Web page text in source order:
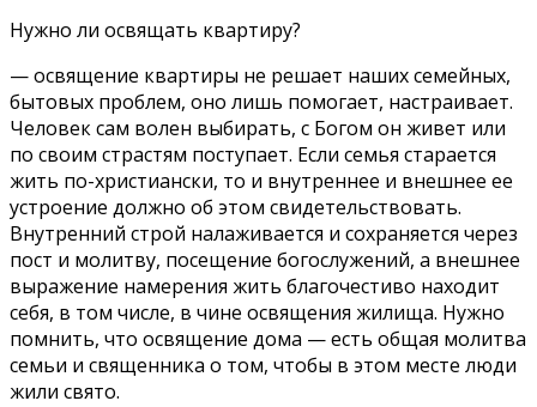
Нужно ли освящать квартиру?
— освящение квартиры не решает наших семейных,
бытовых проблем, оно лишь помогает, настраивает.
Человек сам волен выбирать, с Богом он живет или
по своим страстям поступает. Если семья старается
жить по-христиански, то и внутреннее и внешнее ее
устроение должно об этом свидетельствовать.
Внутренний строй налаживается и сохраняется через
пост и молитву, посещение богослужений, а внешнее
выражение намерения жить благочестиво находит
себя, в том числе, в чине освящения жилища. Нужно
помнить, что освящение дома — есть общая молитва
семьи и священника о том, чтобы в этом месте люди
жили свято.